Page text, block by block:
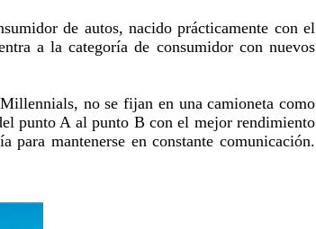
de autos, nacido prácticamente con el
a la categoría de consumidor con nuevos
no se fijan en una camioneta como
punto A al punto B con el mejor rendimiento
mantenerse en constante comunicación.